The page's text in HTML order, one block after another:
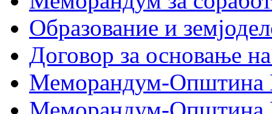
Образование и
Договор за основање
Меморандум-Општина